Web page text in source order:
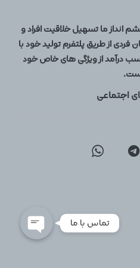
انداز ما تسهیل خلاقیت افراد و
فردی از طریق پلتفرم تولید خود با
درآمد از ویژگی های خاص خود
اجتماعی
تماس با ما